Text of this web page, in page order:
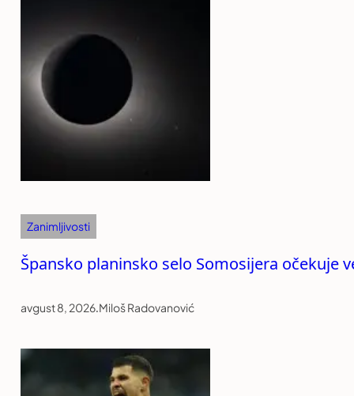
Zanimljivosti
Špansko planinsko selo Somosijera očekuje
avgust 8, 2026.Miloš Radovanović